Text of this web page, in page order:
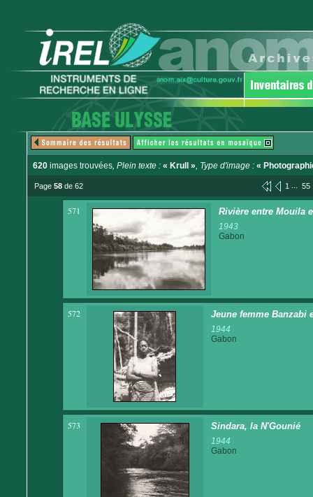
620 images trouvées, Plein texte : « Krull », Type d'image : «
Page 58 de 62 1 ... 55
571 Rivière entre Mouila
1943
Gabon
572 Jeune femme Banzabi
1944
Gabon
573 Sindara, la N'Gounié
1944
Gabon